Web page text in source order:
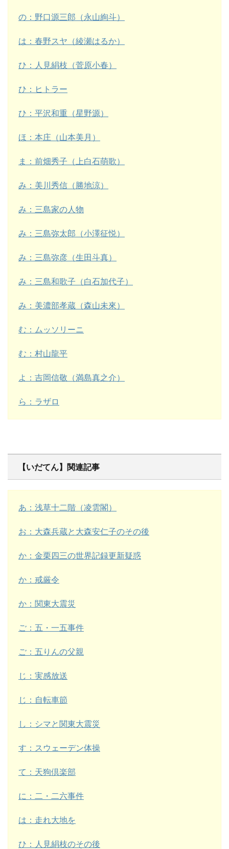
の：野口源三郎（永山絢斗）
は：春野スヤ（綾瀬はるか）
ひ：人見絹枝（菅原小春）
ひ：ヒトラー
ひ：平沢和重（星野源）
ほ：本庄（山本美月）
ま：前畑秀子（上白石萌歌）
み：美川秀信（勝地涼）
み：三島家の人物
み：三島弥太郎（小澤征悦）
み：三島弥彦（生田斗真）
み：三島和歌子（白石加代子）
み：美濃部孝蔵（森山未來）
む：ムッソリーニ
む：村山龍平
よ：吉岡信敬（満島真之介）
ら：ラザロ
【いだてん】関連記事
あ：浅草十二階（凌雲閣）
お：大森兵蔵と大森安仁子のその後
か：金栗四三の世界記録更新疑惑
か：戒厳令
か：関東大震災
ご：五・一五事件
ご：五りんの父親
じ：実感放送
じ：自転車節
し：シマと関東大震災
す：スウェーデン体操
て：天狗倶楽部
に：二・二六事件
は：走れ大地を
ひ：人見絹枝のその後